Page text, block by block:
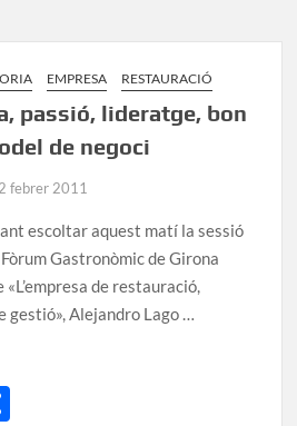
te
ix
EMPRESA RESTAURACIÓ
passió, lideratge, bon
de negoci
febrer 2011
escoltar aquest matí la sessió
Gastronòmic de Girona
de restauració,
gestió», Alejandro Lago …